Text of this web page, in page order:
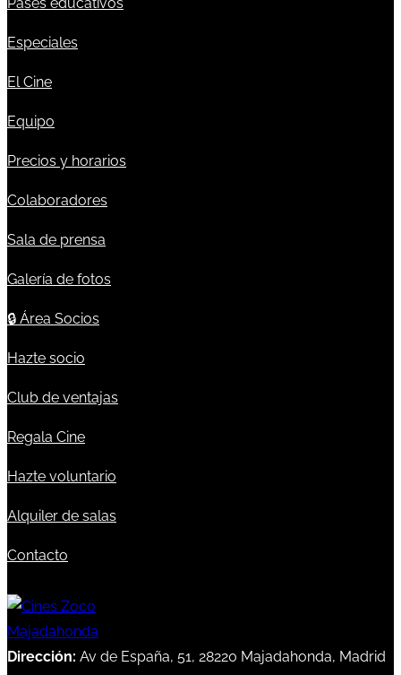
Pases educativos
Especiales
El Cine
Equipo
Precios y horarios
Colaboradores
Sala de prensa
Galería de fotos
🔒 Área Socios
Hazte socio
Club de ventajas
Regala Cine
Hazte voluntario
Alquiler de salas
Contacto
Dirección: Av de España, 51, 28220 Majadahonda, Madrid